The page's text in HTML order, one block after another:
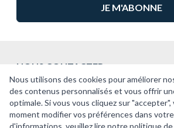
Nous utilisons des cookies pour améliorer
des contenus personnalisés et vous offrir
optimale. Si vous vous cliquez sur
moment modifier vos préférences dans
d'informations, veuillez lire notre politique
NOUS CONTACTER
2CV PASSION
SUPPORT